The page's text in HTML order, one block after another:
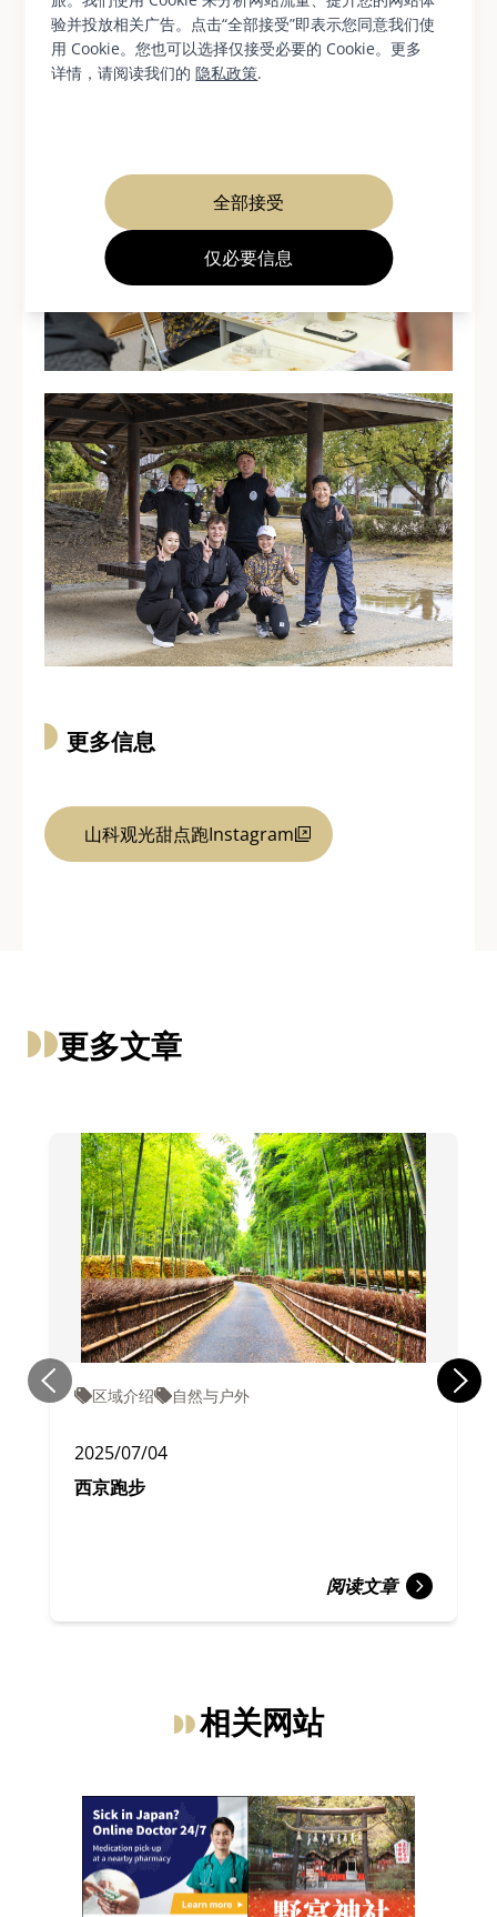
验并投放相关广告。点击“全部接受”即表示您同意我们使
用 Cookie。您也可以选择仅接受必要的 Cookie。更多
详情，请阅读我们的隐私政策.
全部接受
仅必要信息
更多信息
山科观光甜点跑Instagram
更多文章
区域介绍 自然与户外
2025/07/04
西京跑步
阅读文章
相关网站